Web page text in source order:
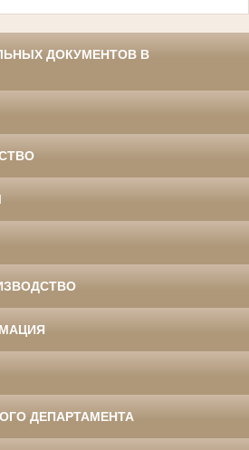
ДОКУМЕНТОВ В
ДЕПАРТАМЕНТА